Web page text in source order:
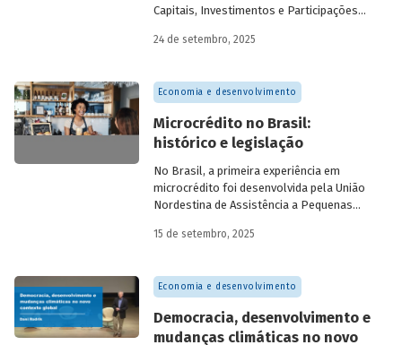
Capitais, Investimentos e Participações
novas empresas investidas pela
Finanças e Gente e Gestão da Santa Clara
Agrociência Industrial, e Eduardo Couto,
CFO da Eve Air Mobility – sobre a
importância da atuação de bancos de
desenvolvimento no mercado de capitais,
a nova estratégia do BNDES e os planos
das investidas.
24 de setembro, 2025
Economia e desenvolvimento
Microcrédito no Brasil:
histórico e legislação
No Brasil, a primeira experiência em
microcrédito foi desenvolvida pela União
Nordestina de Assistência a Pequenas
e Salvador (BA). Conhecida como
Na década de 1980, surgiram as primeiras
unidades da Rede Ceape e do Banco da
microempreendedores. Essas instituições
eram afiliadas a redes internacionais, tais
15 de setembro, 2025
Economia e desenvolvimento
Democracia, desenvolvimento e
mudanças climáticas no novo